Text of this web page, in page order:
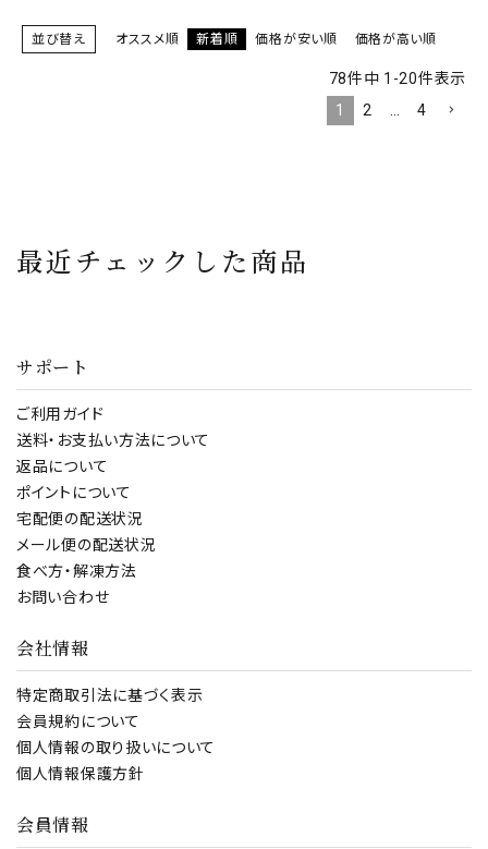
並び替え オススメ順 新着順 価格が安い順 価格が高い順
78件中 1 -20件表示
1
2 4
最近チェックした商品
サポート
ご利用ガイド
送料・お支払い方法について
返品について
ポイントについて
宅配便の配送状況
メール便の配送状況
食べ方・解凍方法
お問い合わせ
会社情報
特定商取引法に基づく表示
会員規約について
個人情報の取り扱いについて
個人情報保護方針
会員情報